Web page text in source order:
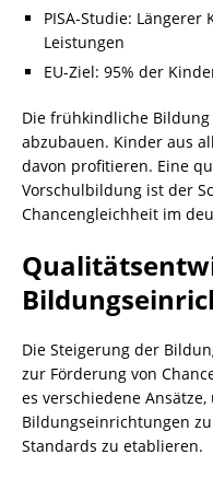
PISA-Studie:
Leistungen
EU-Ziel: 95% der
Die frühkindliche
abzubauen. Kinder aus
davon profitieren. Eine
Vorschulbildung ist der
Chancengleichheit im
Die Steigerung der
zur Förderung von
es verschiedene
Bildungseinrichtungen
Standards zu etablieren.